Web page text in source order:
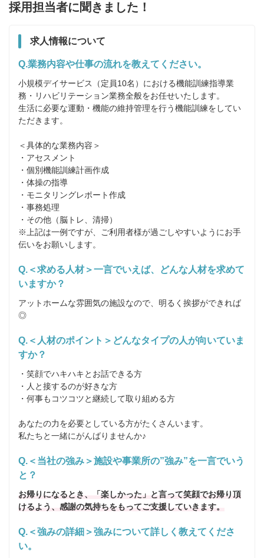
採用担当者に聞きました！
求人情報について
Q.業務内容や仕事の流れを教えてください。
小規模デイサービス（定員10名）における機能訓練指導業
務・リハビリテーション業務全般をお任せいたします。
生活に必要な運動・機能の維持管理を行う機能訓練をしてい
ただきます。
＜具体的な業務内容＞
・アセスメント
・個別機能訓練計画作成
・体操の指導
・モニタリングレポート作成
・事務処理
・その他（脳トレ、清掃）
※上記は一例ですが、ご利用者様が過ごしやすいようにお手
Q.＜求める人材＞一言でいえば、どんな人材を求めて
いますか？
アットホームな雰囲気の施設なので、明るく挨拶ができれば
◎
Q.＜人材のポイント＞どんなタイプの人が向いていま
すか？
・笑顔でハキハキとお話できる方
・人と接するのが好きな方
・何事もコツコツと継続して取り組める方
あなたの力を必要としている方がたくさんいます。
私たちと一緒にがんばりませんか♪
Q.＜当社の強み＞施設や事業所の”強み”を一言でいう
と？
お帰りになるとき、「楽しかった」と言って笑顔でお帰り頂
けるよう、感謝の気持ちをもってご支援していきます。
Q.＜強みの詳細＞強みについて詳しく教えてくださ
い。